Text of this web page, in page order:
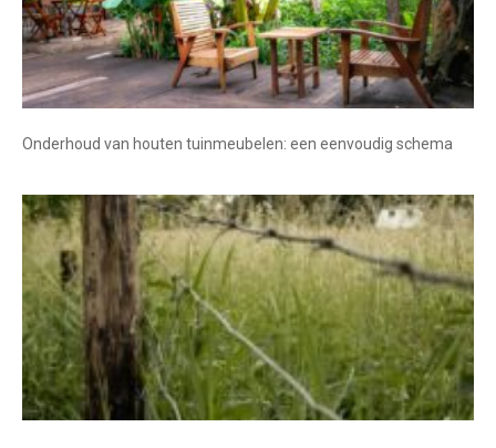
Onderhoud van houten tuinmeubelen: een eenvoudig schema